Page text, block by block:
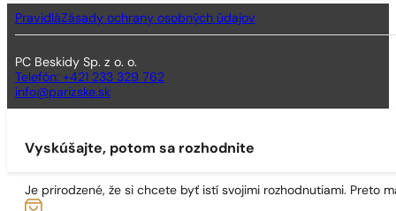
PravidláZásady ochrany osobných údajov
PC Beskidy Sp. z o. o.
Telefón: +421 233 329 762
info@parizske.sk
Vyskúšajte, potom sa rozhodnite
Je prirodzené, že si chcete byť istí svojimi rozhodnutiami. Preto